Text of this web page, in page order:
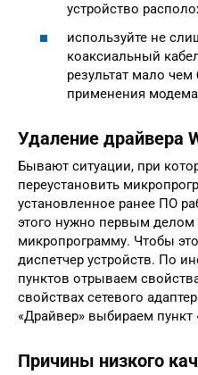
устройство
используйте не
коаксиальный
результат мало чем
применения
Удаление драйвера
Бывают ситуации, при
переустановить
установленное ранее ПО
этого нужно первым делом
микропрограмму. Чтобы
диспетчер устройств. По
пунктов отрываем
свойствах сетевого
«Драйвер» выбираем пункт
Причины низкого